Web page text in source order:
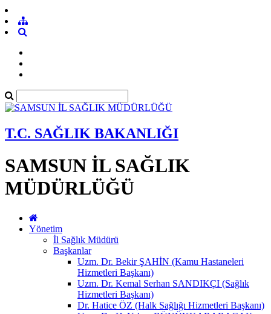
T.C. SAĞLIK BAKANLIĞI
SAMSUN İL SAĞLIK
MÜDÜRLÜĞÜ
Yönetim
İl Sağlık Müdürü
Başkanlar
Uzm. Dr. Bekir ŞAHİN (Kamu Hastaneleri
Hizmetleri Başkanı)
Uzm. Dr. Kemal Serhan SANDIKÇI (Sağlık
Hizmetleri Başkanı)
Dr. Hatice ÖZ (Halk Sağlığı Hizmetleri Başkanı)